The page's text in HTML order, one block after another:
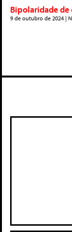
Bipolaridade de
9 de outubro de 2024